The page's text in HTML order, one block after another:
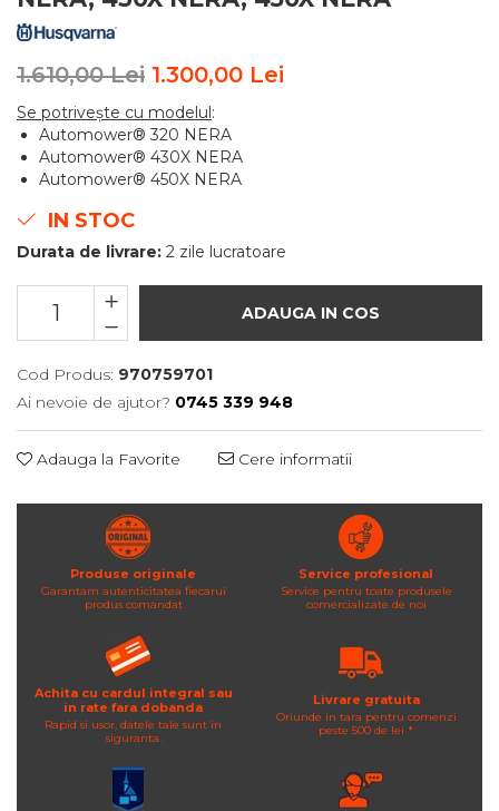
1.610,00 Lei 1.300,00 Lei
Se potriveşte cu modelul:
Automower® 320 NERA
Automower® 430X NERA
Automower® 450X NERA
IN STOC
Durata de livrare: 2 zile lucratoare
ADAUGA IN COS
Cod Produs: 970759701
Ai nevoie de ajutor? 0745 339 948
Adauga la Favorite Cere informatii
Produse originale
Garantam autenticitatea fiecarui
produs comandat
Service profesional
Service pentru toate produsele
comercializate de noi
Achita cu cardul integral sau
in rate fara dobanda
Rapid si usor, datele tale sunt in
siguranta.
Livrare gratuita
Oriunde in tara pentru comenzi
peste 500 de lei *